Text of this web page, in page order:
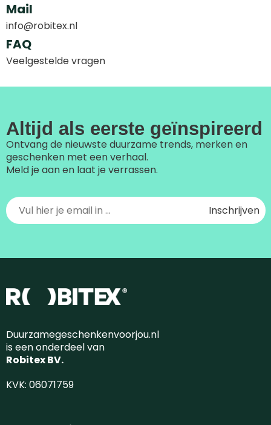
Mail
info@robitex.nl
FAQ
Veelgestelde vragen
Altijd als eerste geïnspireerd
Ontvang de nieuwste duurzame trends, merken en
geschenken met een verhaal.
Meld je aan en laat je verrassen.
Duurzamegeschenkenvoorjou.nl
is een onderdeel van
Robitex BV.
KVK: 06071759